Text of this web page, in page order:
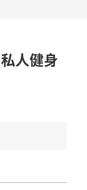
人健身